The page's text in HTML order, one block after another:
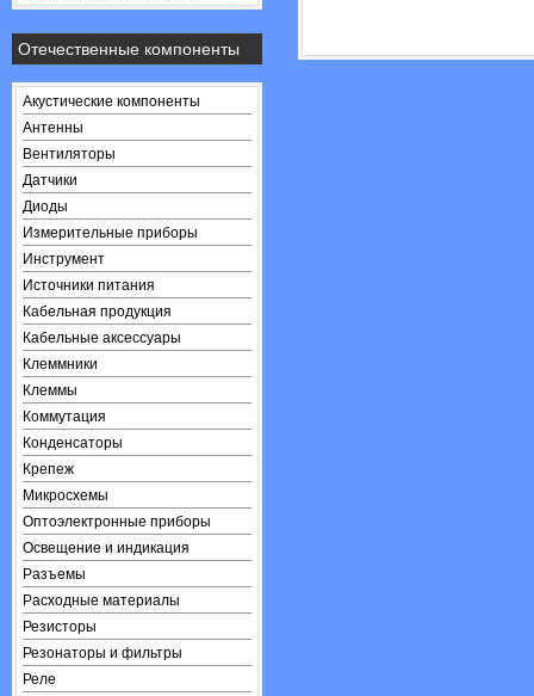
Отечественные компоненты
Акустические компоненты
Антенны
Вентиляторы
Датчики
Диоды
Измерительные приборы
Инструмент
Источники питания
Кабельная продукция
Кабельные аксессуары
Клеммники
Клеммы
Коммутация
Конденсаторы
Крепеж
Микросхемы
Оптоэлектронные приборы
Освещение и индикация
Разъемы
Расходные материалы
Резисторы
Резонаторы и фильтры
Реле